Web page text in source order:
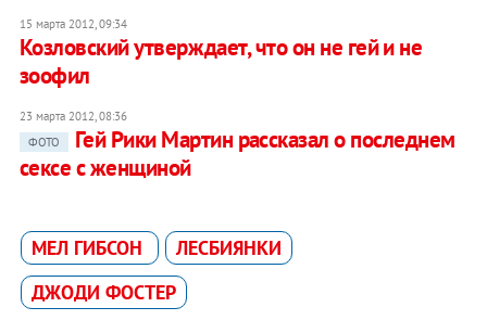
15 марта 2012, 09:34
Козловский утверждает, что он не гей и не
зоофил
23 марта 2012, 08:36
ФОТО
Гей Рики Мартин рассказал о последнем
сексе с женщиной
МЕЛ ГИБСОН
ЛЕСБИЯНКИ
ДЖОДИ ФОСТЕР